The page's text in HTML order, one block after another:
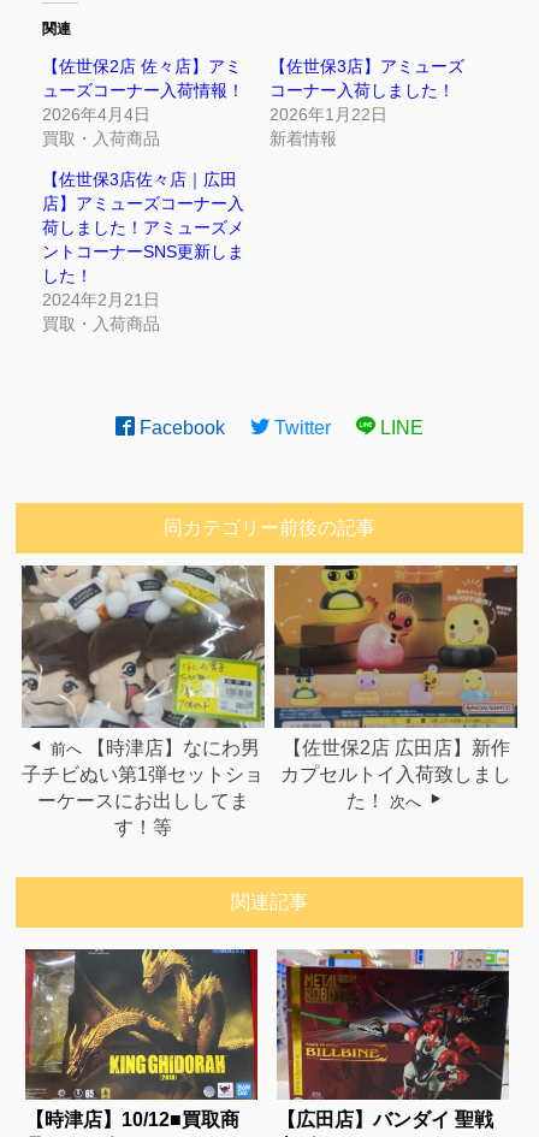
関連
【佐世保2店 佐々店】アミ
ューズコーナー入荷情報！
2026年4月4日
買取・入荷商品
【佐世保3店】アミューズ
コーナー入荷しました！
2026年1月22日
新着情報
【佐世保3店佐々店｜広田
店】アミューズコーナー入
荷しました！アミューズメ
ントコーナーSNS更新しま
した！
2024年2月21日
買取・入荷商品
Facebook Twitter LINE
同カテゴリー前後の記事
前へ
【時津店】なにわ男
子チビぬい第1弾セットショ
ーケースにお出ししてま
す！等
【佐世保2店 広田店】新作
カプセルトイ入荷致しまし
た！
次へ
関連記事
【時津店】10/12■買取商
【広田店】バンダイ 聖戦